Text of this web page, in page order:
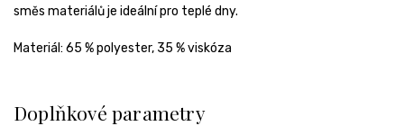
směs materiálů je ideální pro teplé dny.
Materiál: 65 % polyester, 35 % viskóza
Doplňkové parametry